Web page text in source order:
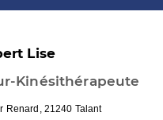
Lise
Kinésithérapeute
Renard, 21240 Talant